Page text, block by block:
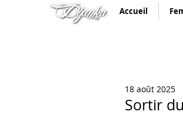
Accueil
Sortir
18 août 2025